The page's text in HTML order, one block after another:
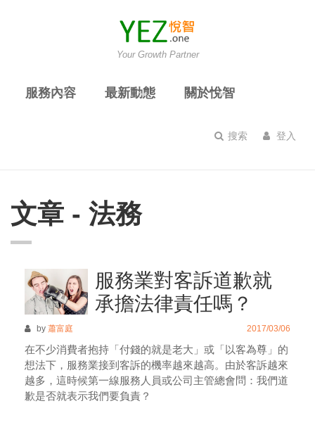
Your Growth Partner
服務內容 最新動態 關於悅智
搜索 登入
文章 - 法務
服務業對客訴道歉就
承擔法律責任嗎？
by 蕭富庭 2017/03/06
在不少消費者抱持「付錢的就是老大」或「以客為尊」的
想法下，服務業接到客訴的機率越來越高。由於客訴越來
越多，這時候第一線服務人員或公司主管總會問：我們道
歉是否就表示我們要負責？